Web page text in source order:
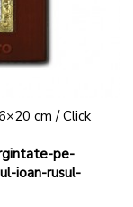
cm / Click
pe-
ioan-rusul-